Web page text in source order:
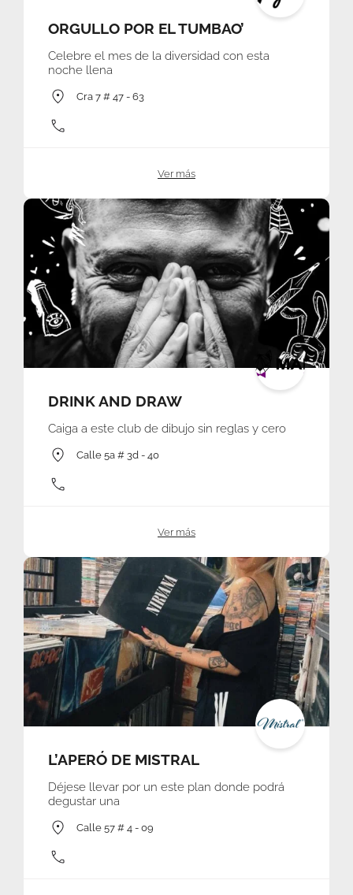
ORGULLO POR EL TUMBAO’
Celebre el mes de la diversidad con esta
noche llena
Cra 7 # 47 - 63
Ver más
DRINK AND DRAW
Caiga a este club de dibujo sin reglas y cero
Calle 5a # 3d - 40
Ver más
L’APERÓ DE MISTRAL
Déjese llevar por un este plan donde podrá
degustar una
Calle 57 # 4 - 09